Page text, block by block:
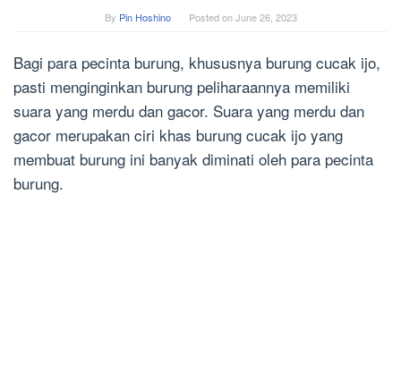
By Pin Hoshino Posted onJune 26, 2023
Bagi para pecinta burung, khususnya burung cucak ijo,
pasti menginginkan burung peliharaannya memiliki
suara yang merdu dan gacor. Suara yang merdu dan
gacor merupakan ciri khas burung cucak ijo yang
membuat burung ini banyak diminati oleh para pecinta
burung.